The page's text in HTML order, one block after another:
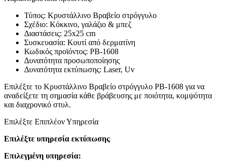
Τύπος: Κρυστάλλινο Βραβείο στρόγγυλο
Σχέδιο: Κόκκινο, γαλάζιο & μπεζ
Διαστάσεις: 25x25 cm
Συσκευασία: Κουτί από δερματίνη
Κωδικός προϊόντος: PB-1608
Δυνατότητα προσωποποίησης
Δυνατότητα εκτύπωσης: Laser, Uv
Επιλέξτε το Κρυστάλλινο Βραβείο στρόγγυλο PB-1608 για να
αναδείξετε τη σημασία κάθε βράβευσης με ποιότητα, κομψότητα
και διαχρονικό στυλ.
Επιλέξτε Επιπλέον Υπηρεσία
Επιλέξτε υπηρεσία εκτύπωσης
Επιλεγμένη υπηρεσία: